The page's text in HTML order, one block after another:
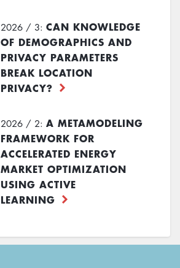
2026 / 3: CAN KNOWLEDGE
OF DEMOGRAPHICS AND
PRIVACY PARAMETERS
BREAK LOCATION
PRIVACY?
2026 / 2: A METAMODELING
FRAMEWORK FOR
ACCELERATED ENERGY
MARKET OPTIMIZATION
USING ACTIVE
LEARNING